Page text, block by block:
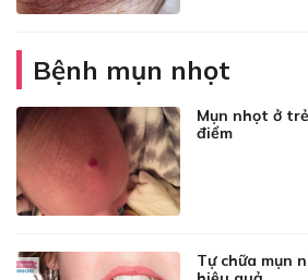
Bệnh mụn nhọt
Mụn nhọt ở
điểm
Tự chữa mụn